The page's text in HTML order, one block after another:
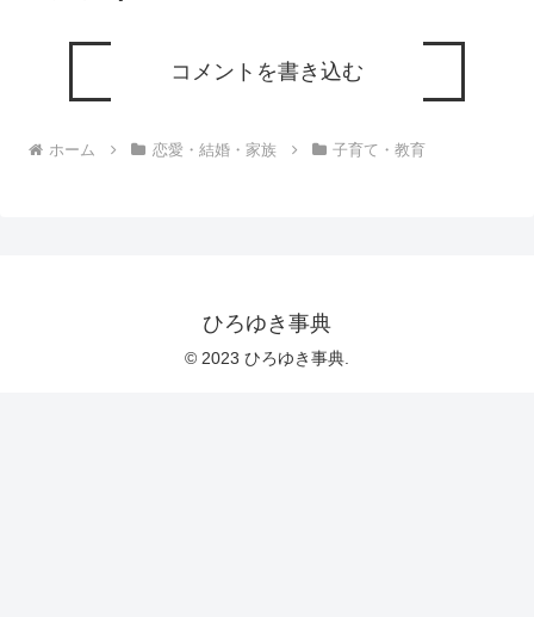
コメントを書き込む
ホーム 恋愛・結婚・家族 子育て・教育
ひろゆき事典
© 2023 ひろゆき事典.